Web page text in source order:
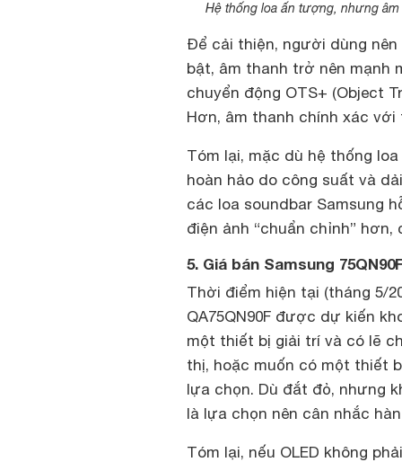
Hệ thống loa ấn tượng, nhưng
Để cải thiện, người dùng nên
bật, âm thanh trở nên mạnh
chuyển động OTS+ (Object
Hơn, âm thanh chính xác
Tóm lại, mặc dù hệ thống
hoàn hảo do công suất và
các loa soundbar Samsung
điện ảnh “chuẩn chỉnh” hơn,
5. Giá bán Samsung
Thời điểm hiện tại (tháng 5/
QA75QN90F được dự kiến
một thiết bị giải trí và có lẽ
thị, hoặc muốn có một thiết
lựa chọn. Dù đắt đỏ, nhưng
là lựa chọn nên cân nhắc
Tóm lại, nếu OLED không